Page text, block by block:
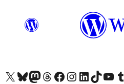
X(이전 트위터) 계정 방문하기블루스카이 계정 방문하기마스토돈 계정 방문하기스레드 계정 방문하기 페이스북 페이지 방문하기인스타그램 계정 방문하기 LinkedIn 계정 방문하기틱톡 계정 방문하기유튜브 채널 방문하기 텀블러 계정 방문하기